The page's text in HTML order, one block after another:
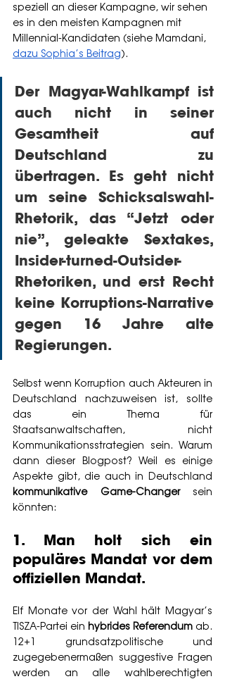
speziell an dieser Kampagne, wir sehen
es in den meisten Kampagnen mit
Millennial-Kandidaten (siehe Mamdani,
dazu Sophia’s Beitrag).
Der Magyar-Wahlkampf ist
auch nicht in seiner
Gesamtheit auf
Deutschland zu
übertragen. Es geht nicht
um seine Schicksalswahl-
Rhetorik, das “Jetzt oder
nie”, geleakte Sextakes,
Insider-turned-Outsider-
Rhetoriken, und erst Recht
keine Korruptions-Narrative
gegen 16 Jahre alte
Regierungen.
Selbst wenn Korruption auch Akteuren in
Deutschland nachzuweisen ist, sollte
das ein Thema für
Staatsanwaltschaften, nicht
Kommunikationsstrategien sein. Warum
dann dieser Blogpost? Weil es einige
kommunikative Game-Changer sein
könnten:
1. Man holt sich ein
populäres Mandat vor dem
offiziellen Mandat.
Elf Monate vor der Wahl hält Magyar’s
TISZA-Partei ein hybrides Referendum ab.
12+1 grundsatzpolitische und
zugegebenermaßen suggestive Fragen
werden an alle wahlberechtigten